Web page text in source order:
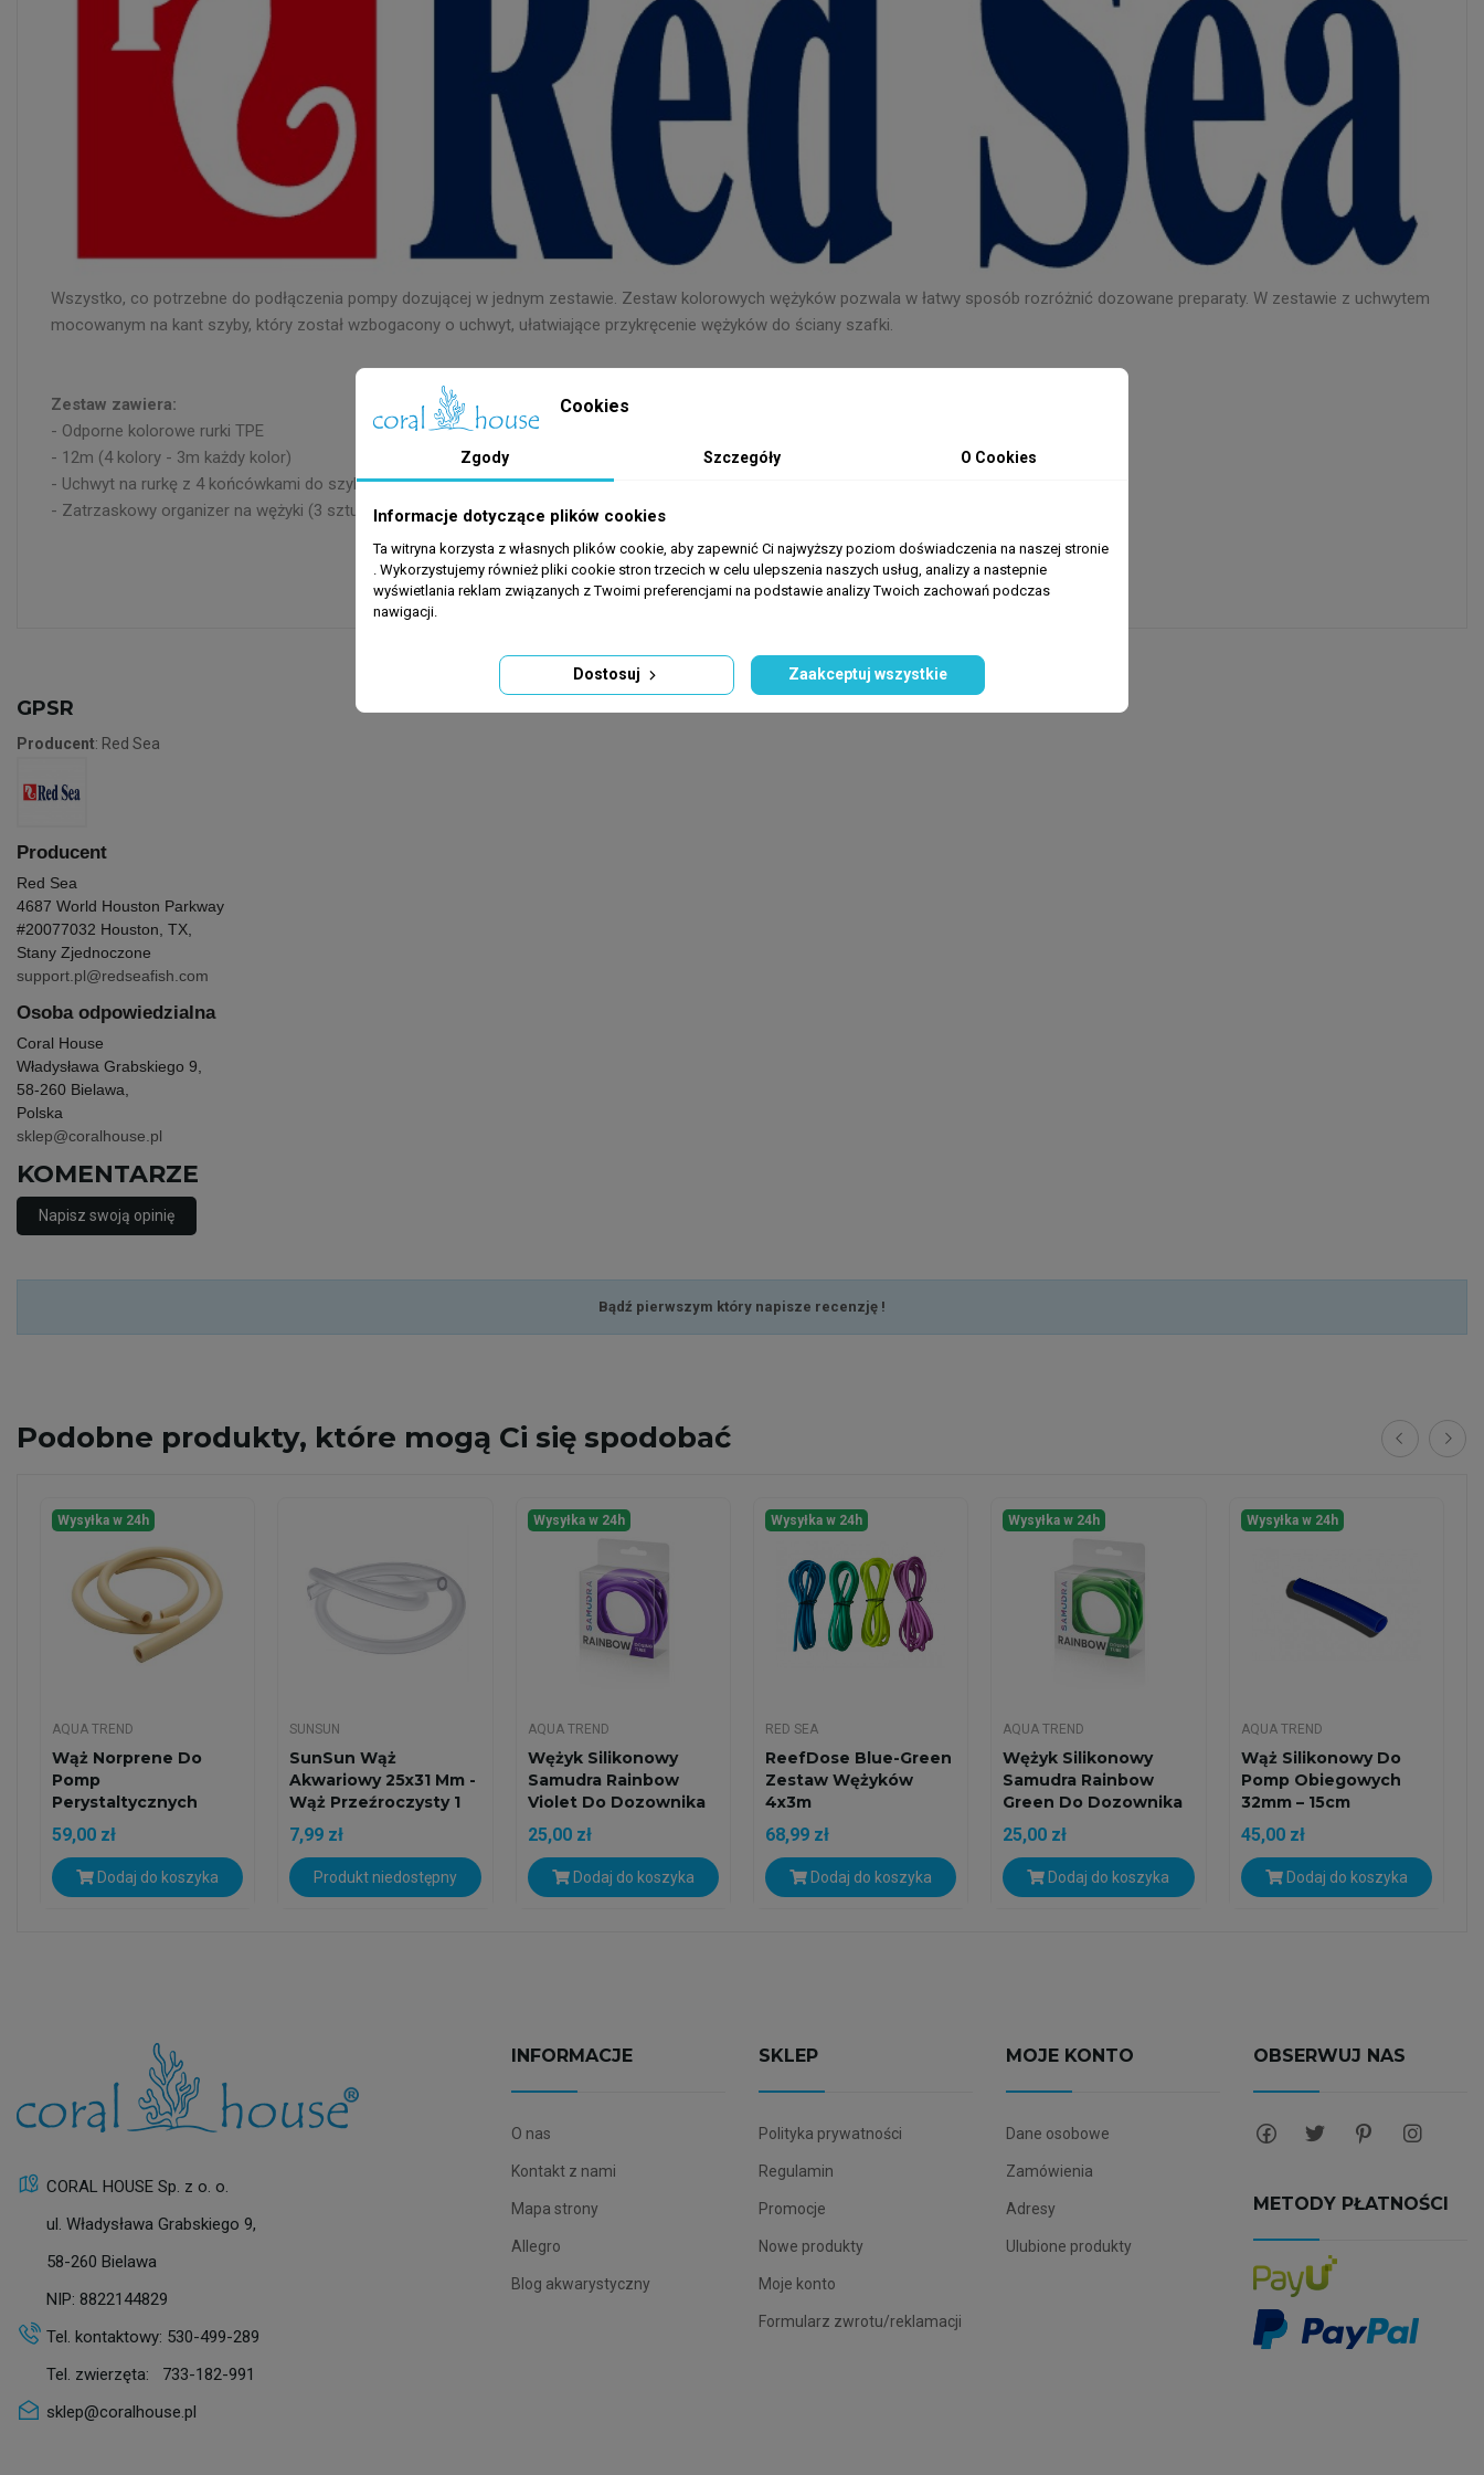
Wszystko, co potrzebne do podłączenia pompy dozującej w jednym zestawie. Zestaw kolorowych wężyków pozwala w łatwy sposób rozróżnić dozowane preparaty. W zestawie z uchwytem
mocowanym na kant szyby, który został wzbogacony o uchwyt, ułatwiające przykręcenie wężyków do ściany szafki.
Zestaw zawiera:
- Odporne kolorowe rurki TPE
- 12m (4 kolory - 3m każdy kolor)
- Uchwyt na rurkę z 4 końcówkami do szybkiego łączenia
- Zatrzaskowy organizer na wężyki (3 sztuki)
GPSR
Producent: Red Sea
Producent
Red Sea
4687 World Houston Parkway
#20077032 Houston, TX,
Stany Zjednoczone
support.pl@redseafish.com
Osoba odpowiedzialna
Coral House
Władysława Grabskiego 9,
58-260 Bielawa,
Polska
sklep@coralhouse.pl
KOMENTARZE
Napisz swoją opinię
Bądź pierwszym który napisze recenzję !
Podobne produkty, które mogą Ci się spodobać
Wysyłka w 24h
AQUA TREND
Wąż Norprene Do
Pomp
Perystaltycznych
1.6/1.6mm
59,00 zł
Dodaj do koszyka
SUNSUN
SunSun Wąż
Akwariowy 25x31 Mm -
Wąż Przeźroczysty 1
Mb Do...
7,99 zł
Produkt niedostępny
Wysyłka w 24h
AQUA TREND
Wężyk Silikonowy
Samudra Rainbow
Violet Do Dozownika
2,5mm
25,00 zł
Dodaj do koszyka
Wysyłka w 24h
RED SEA
ReefDose Blue-Green
Zestaw Wężyków
4x3m
68,99 zł
Dodaj do koszyka
Wysyłka w 24h
AQUA TREND
Wężyk Silikonowy
Samudra Rainbow
Green Do Dozownika
2,5mm
25,00 zł
Dodaj do koszyka
Wysyłka w 24h
AQUA TREND
Wąż Silikonowy Do
Pomp Obiegowych
32mm – 15cm
45,00 zł
Dodaj do koszyka
CORAL HOUSE Sp. z o. o.
ul. Władysława Grabskiego 9,
58-260 Bielawa
NIP: 8822144829
Tel. kontaktowy: 530-499-289
Tel. zwierzęta: 733-182-991
sklep@coralhouse.pl
INFORMACJE
O nas
Kontakt z nami
Mapa strony
Allegro
Blog akwarystyczny
SKLEP
Polityka prywatności
Regulamin
Promocje
Nowe produkty
Moje konto
Formularz zwrotu/reklamacji
MOJE KONTO
Dane osobowe
Zamówienia
Adresy
Ulubione produkty
OBSERWUJ NAS
METODY PŁATNOŚCI
Cookies
Zgody Szczegóły O Cookies
Informacje dotyczące plików cookies
Ta witryna korzysta z własnych plików cookie, aby zapewnić Ci najwyższy poziom doświadczenia na naszej stronie
. Wykorzystujemy również pliki cookie stron trzecich w celu ulepszenia naszych usług, analizy a nastepnie
wyświetlania reklam związanych z Twoimi preferencjami na podstawie analizy Twoich zachowań podczas
nawigacji.
Dostosuj Zaakceptuj wszystkie